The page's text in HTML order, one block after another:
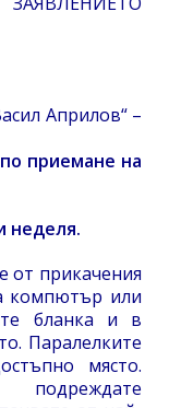
Априлов“ –
приемане на
неделя.
от прикачения
компютър или
бланка и в
Паралелките
място.